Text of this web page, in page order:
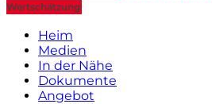
Wertschätzung
Heim
Medien
In der Nähe
Dokumente
Angebot